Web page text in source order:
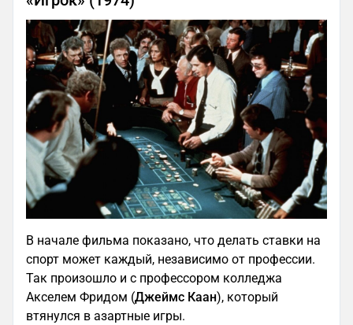
В начале фильма показано, что делать ставки на
спорт может каждый, независимо от профессии.
Так произошло и с профессором колледжа
Акселем Фридом (Джеймс Каан), который
втянулся в азартные игры.